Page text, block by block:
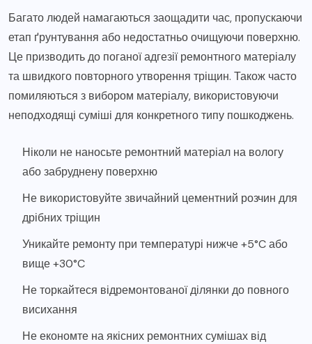
Багато людей намагаються заощадити час, пропускаючи
етап ґрунтування або недостатньо очищуючи поверхню.
Це призводить до поганої адгезії ремонтного матеріалу
та швидкого повторного утворення тріщин. Також часто
помиляються з вибором матеріалу, використовуючи
неподходящі суміші для конкретного типу пошкоджень.
Ніколи не наносьте ремонтний матеріал на вологу
або забруднену поверхню
Не використовуйте звичайний цементний розчин для
дрібних тріщин
Уникайте ремонту при температурі нижче +5°C або
вище +30°C
Не торкайтеся відремонтованої ділянки до повного
висихання
Не економте на якісних ремонтних сумішах від